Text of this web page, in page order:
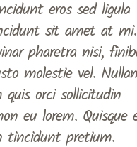
eros sed ligula
sit amet at mi.
pharetra nisi,
molestie vel.
orci sollicitudin
eu lorem. Quisque
tincidunt pretium.